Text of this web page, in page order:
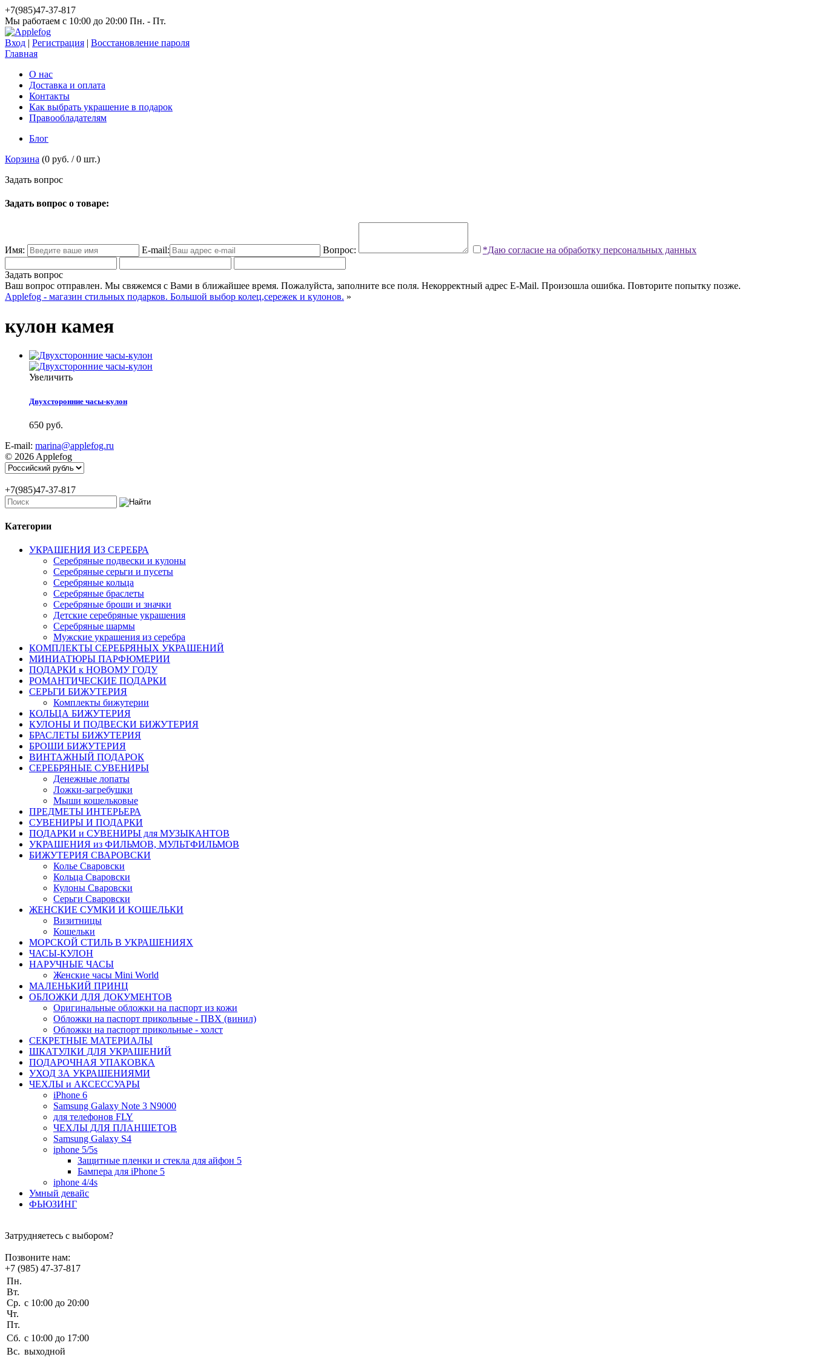
+7(985)47-37-817
Мы работаем c 10:00 до 20:00 Пн. - Пт.
Вход | Регистрация | Восстановление пароля
Главная
О нас
Доставка и оплата
Контакты
Как выбрать украшение в подарок
Правообладателям
Блог
Корзина (0 руб. /0 шт.)
Задать вопрос
Задать вопрос о товаре:
Имя: E-mail: Вопрос: *Даю согласие на обработку персональных данных
Задать вопрос
Ваш вопрос отправлен. Мы свяжемся с Вами в ближайшее время. Пожалуйста, заполните все поля. Некорректный адрес E-Mail. Произошла ошибка. Повторите попытку позже.
Applefog - магазин стильных подарков. Большой выбор колец,сережек и кулонов. »
кулон камея
Увеличить
Двухсторонние часы-кулон
650 руб.
E-mail: marina@applefog.ru
© 2026 Applefog
+7(985)47-37-817
Категории
УКРАШЕНИЯ ИЗ СЕРЕБРА
Серебряные подвески и кулоны
Серебряные серьги и пусеты
Серебряные кольца
Серебряные браслеты
Серебряные броши и значки
Детские серебряные украшения
Серебряные шармы
Мужские украшения из серебра
КОМПЛЕКТЫ СЕРЕБРЯНЫХ УКРАШЕНИЙ
МИНИАТЮРЫ ПАРФЮМЕРИИ
ПОДАРКИ к НОВОМУ ГОДУ
РОМАНТИЧЕСКИЕ ПОДАРКИ
СЕРЬГИ БИЖУТЕРИЯ
Комплекты бижутерии
КОЛЬЦА БИЖУТЕРИЯ
КУЛОНЫ И ПОДВЕСКИ БИЖУТЕРИЯ
БРАСЛЕТЫ БИЖУТЕРИЯ
БРОШИ БИЖУТЕРИЯ
ВИНТАЖНЫЙ ПОДАРОК
СЕРЕБРЯНЫЕ СУВЕНИРЫ
Денежные лопаты
Ложки-загребушки
Мыши кошельковые
ПРЕДМЕТЫ ИНТЕРЬЕРА
СУВЕНИРЫ И ПОДАРКИ
ПОДАРКИ и СУВЕНИРЫ для МУЗЫКАНТОВ
УКРАШЕНИЯ из ФИЛЬМОВ, МУЛЬТФИЛЬМОВ
БИЖУТЕРИЯ СВАРОВСКИ
Колье Сваровски
Кольца Сваровски
Кулоны Сваровски
Серьги Сваровски
ЖЕНСКИЕ СУМКИ И КОШЕЛЬКИ
Визитницы
Кошельки
МОРСКОЙ СТИЛЬ В УКРАШЕНИЯХ
ЧАСЫ-КУЛОН
НАРУЧНЫЕ ЧАСЫ
Женские часы Mini World
МАЛЕНЬКИЙ ПРИНЦ
ОБЛОЖКИ ДЛЯ ДОКУМЕНТОВ
Оригинальные обложки на паспорт из кожи
Обложки на паспорт прикольные - ПВХ (винил)
Обложки на паспорт прикольные - холст
СЕКРЕТНЫЕ МАТЕРИАЛЫ
ШКАТУЛКИ ДЛЯ УКРАШЕНИЙ
ПОДАРОЧНАЯ УПАКОВКА
УХОД ЗА УКРАШЕНИЯМИ
ЧEХЛЫ и АКСЕССУАРЫ
iPhone 6
Samsung Galaxy Note 3 N9000
для телефонов FLY
ЧЕХЛЫ ДЛЯ ПЛАНШЕТОВ
Samsung Galaxy S4
iphone 5/5s
Защитные пленки и стекла для айфон 5
Бампера для iPhone 5
iphone 4/4s
Умный девайс
ФЬЮЗИНГ
Затрудняетесь с выбором?
Позвоните нам:
+7 (985) 47-37-817
Пн.
Вт.
Ср.
Чт.
Пт.
c 10:00 до 20:00
Сб. c 10:00 до 17:00
Вс. выходной